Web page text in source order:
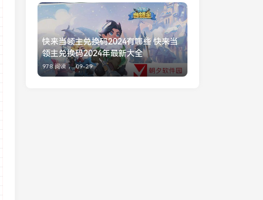
快来当领主兑换码2024有哪些 快来当
领主兑换码2024年最新大全
978 阅读 ， 09-29